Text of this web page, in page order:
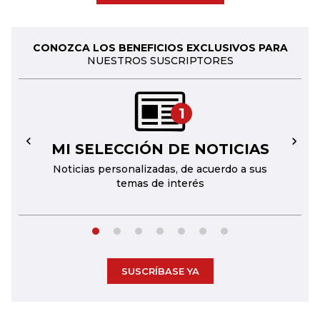
CONOZCA LOS BENEFICIOS EXCLUSIVOS PARA
NUESTROS SUSCRIPTORES
1
MI SELECCIÓN DE NOTICIAS
Noticias personalizadas, de acuerdo a sus
temas de interés
← →
SUSCRÍBASE YA